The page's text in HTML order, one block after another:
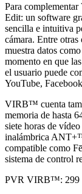
Para
Edit: un software
sencilla e intuitiva
cámara. Entre
muestra datos
momento en que
el usuario puede
YouTube,
VIRB™ cuenta
memoria de hasta
siete horas de
inalámbrica
compatible como
sistema de control
PVR VIRB™: 299